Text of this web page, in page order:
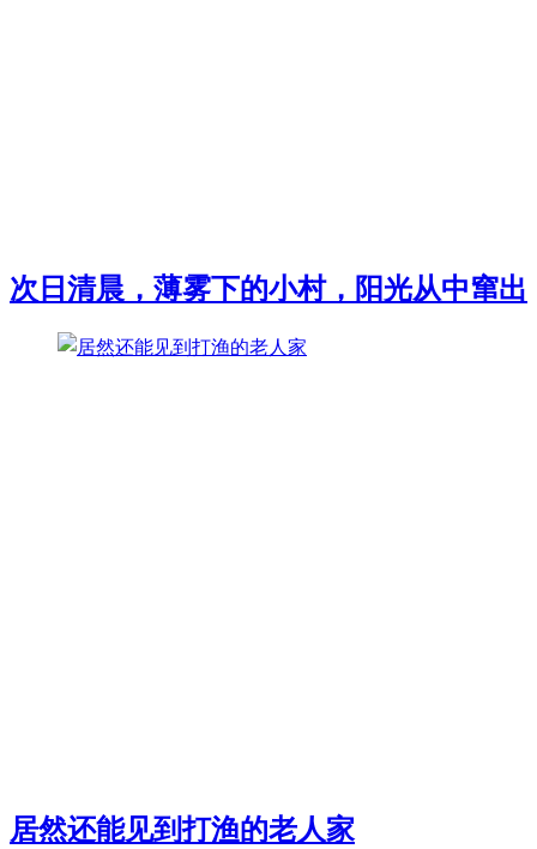
次日清晨，薄雾下的小村，阳光从中窜出
居然还能见到打渔的老人家